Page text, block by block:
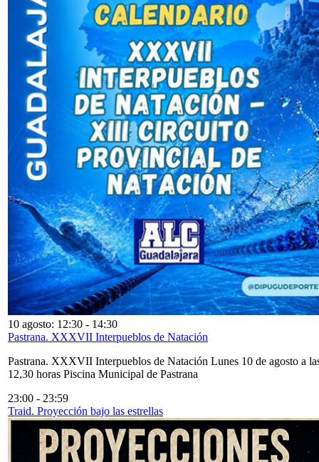
10 agosto: 12:30 - 14:30
Pastrana. XXXVII Interpueblos de Natación
Pastrana. XXXVII Interpueblos de Natación Lunes 10 de agosto a
12,30 horas Piscina Municipal de Pastrana
23:00 - 23:59
Traid. Proyección bajo las estrellas